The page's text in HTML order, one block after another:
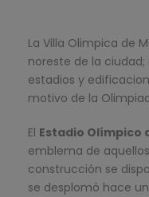
La Villa Olimpica de
noreste de la
estadios y
motivo de la
El Estadio Olímpico
emblema de
construcción se
se desplomó hace